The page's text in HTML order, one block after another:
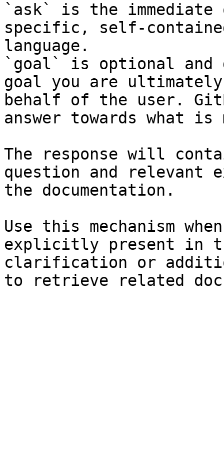
`ask` is the
specific, self-
language.
`goal` is optional and
goal you are
behalf of the user.
answer towards what
The response will
question and relevant
the documentation.
Use this mechanism
explicitly present in
clarification or